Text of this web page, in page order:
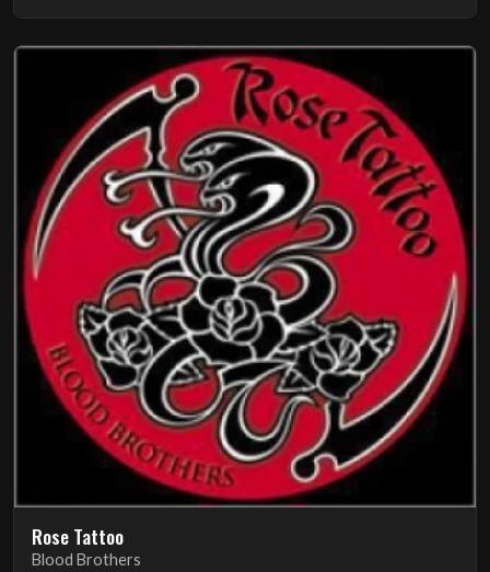
Rose Tattoo
Blood Brothers